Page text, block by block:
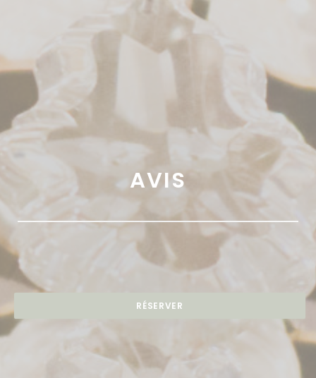
AVIS
RÉSERVER